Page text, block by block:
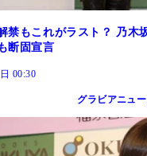
禁もこれがラスト？ 乃木
断固宣言
00:30
グラビアニュー